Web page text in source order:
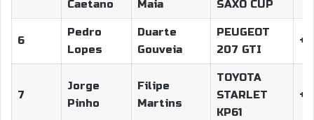
Caetano Maia SAXO CUP
6
Pedro
Lopes
Duarte
Gouveia
PEUGEOT
207 GTI
7
Jorge
Pinho
Filipe
Martins
TOYOTA
STARLET
KP61